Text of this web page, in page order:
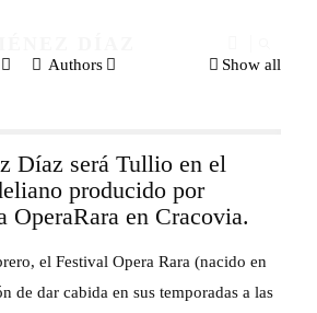
Authors Show all
Díaz será Tullio en el
producido por
OperaRara en Cracovia.
el Festival Opera Rara (nacido en
de dar cabida en sus temporadas a las